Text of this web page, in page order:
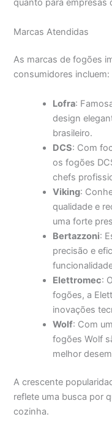
quanto para empresas
Marcas Atendidas
As marcas de fogões
consumidores incluem:
Lofra:
design
brasileiro.
DCS: Com
os fogões
chefs
Viking:
qualidade e
uma forte
Bertazzoni:
precisão e
Elettromec:
fogões, a
inovações
Wolf: Com
fogões Wolf
melhor
A crescente
reflete uma busca por
cozinha.